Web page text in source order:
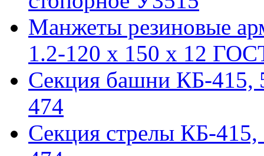
Манжеты резиновые
1.2-120 x 150 x 12
Секция башни КБ-415,
474
Секция стрелы КБ-